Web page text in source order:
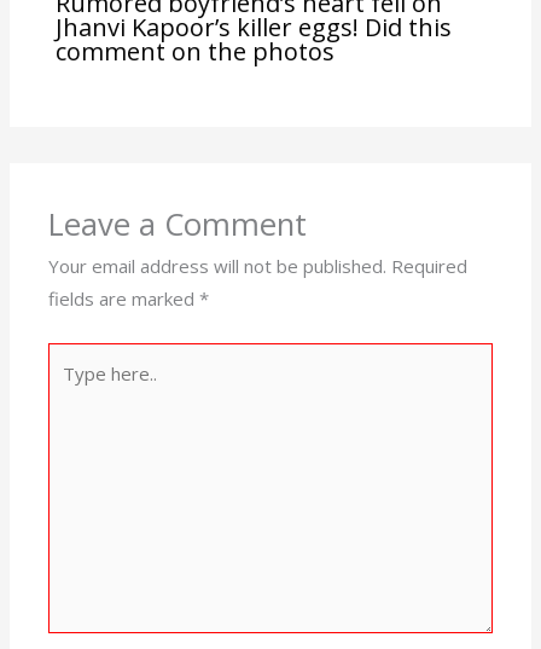
Jhanvi Kapoor’s killer eggs! Did this
comment on the photos
Leave a Comment
Your email address will not be published. Required
fields are marked*
here..